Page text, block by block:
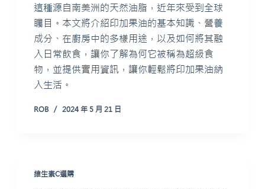
這種源自南美洲的天然油脂，近年來受到全球
矚目。本文將介紹印加果油的基本知識、營養
成分、在廚房中的多樣用途，以及如何將其融
入日常飲食，讓你了解為何它被稱為超級食
物，並提供實用資訊，讓你輕鬆將印加果油納
入生活。
ROB 2024 年 5 月 21 日
維生素C選購